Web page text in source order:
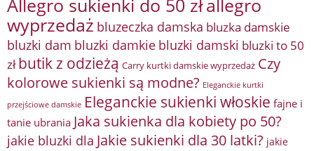
allegro
wyprzedaż bluzeczka damska bluzka damskie
bluzki dam bluzki damkie bluzki damski bluzki to 50
zł butik z odzieżą Carry kurtki damskie wyprzedaż Czy
kolorowe sukienki są modne? Eleganckie kurtki
przejściowe damskie Eleganckie sukienki włoskie fajne i
tanie ubrania Jaka sukienka dla kobiety po 50?
jakie bluzki dla Jakie sukienki dla 30 latki? jakie